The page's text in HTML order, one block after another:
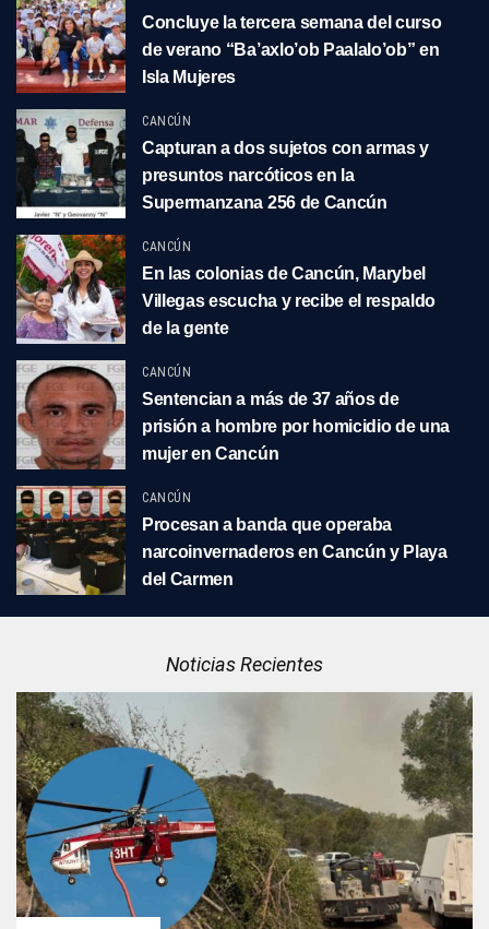
Concluye la tercera semana del curso
de verano “Ba’axlo’ob Paalalo’ob” en
Isla Mujeres
CANCÚN
Capturan a dos sujetos con armas y
presuntos narcóticos en la
Supermanzana 256 de Cancún
CANCÚN
En las colonias de Cancún, Marybel
Villegas escucha y recibe el respaldo
de la gente
CANCÚN
Sentencian a más de 37 años de
prisión a hombre por homicidio de una
mujer en Cancún
CANCÚN
Procesan a banda que operaba
narcoinvernaderos en Cancún y Playa
del Carmen
Noticias Recientes